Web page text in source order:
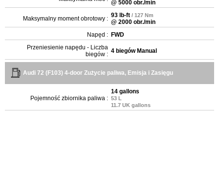
@ 5000 obr./min
Maksymalny moment obrotowy : 93 lb-ft / 127 Nm
@ 2000 obr./min
Napęd : FWD
Przeniesienie napędu - Liczba
biegów : 4 biegów Manual
Audi 72 (F103) 4-door Zużycie paliwa, Emisja i Zasięgu
Pojemność zbiornika paliwa :
14 gallons
53 L
11.7 UK gallons